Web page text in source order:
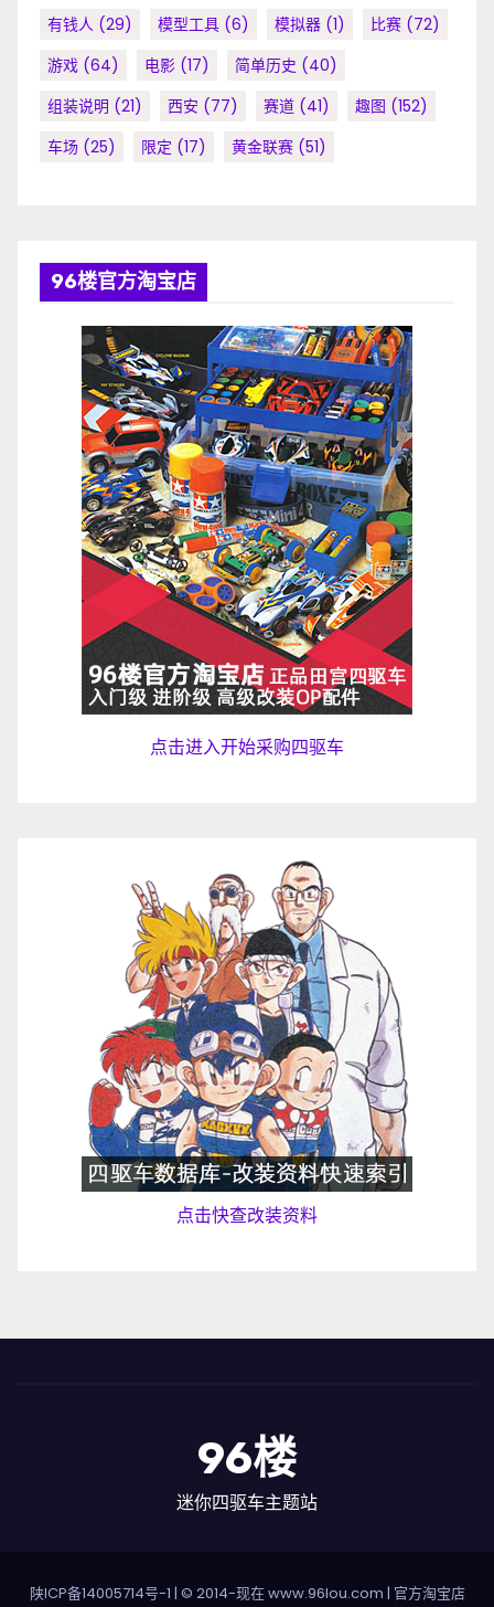
有钱人 (29) 模型工具 (6) 模拟器 (1) 比赛 (72)
游戏 (64) 电影 (17) 简单历史 (40)
组装说明 (21) 西安 (77) 赛道 (41) 趣图 (152)
车场 (25) 限定 (17) 黄金联赛 (51)
96楼官方淘宝店
点击进入开始采购四驱车
点击快查改装资料
96楼
迷你四驱车主题站
陕ICP备14005714号-1 | © 2014-现在 www.96lou.com | 官方淘宝店